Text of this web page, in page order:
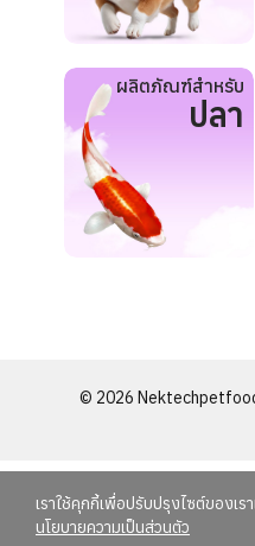
ผลิตภัณฑ์สำหรับ
ปลา
© 2026
เราใช้คุกกี้เพื่อปรับปรุงไซต์ของเ
นโยบายความเป็นส่วนตัว